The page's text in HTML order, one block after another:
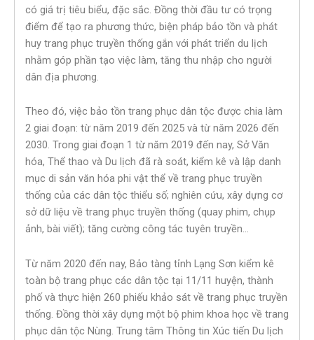
có giá trị tiêu biểu, đặc sắc. Đồng thời đầu tư có trọng
điểm để tạo ra phương thức, biện pháp bảo tồn và phát
huy trang phục truyền thống gắn với phát triển du lịch
nhằm góp phần tạo việc làm, tăng thu nhập cho người
dân địa phương.
Theo đó, việc bảo tồn trang phục dân tộc được chia làm
2 giai đoạn: từ năm 2019 đến 2025 và từ năm 2026 đến
2030. Trong giai đoạn 1 từ năm 2019 đến nay, Sở Văn
hóa, Thể thao và Du lịch đã rà soát, kiểm kê và lập danh
mục di sản văn hóa phi vật thể về trang phục truyền
thống của các dân tộc thiểu số; nghiên cứu, xây dựng cơ
sở dữ liệu về trang phục truyền thống (quay phim, chụp
ảnh, bài viết); tăng cường công tác tuyên truyền…
Từ năm 2020 đến nay, Bảo tàng tỉnh Lạng Sơn kiểm kê
toàn bộ trang phục các dân tộc tại 11/11 huyện, thành
phố và thực hiện 260 phiếu khảo sát về trang phục truyền
thống. Đồng thời xây dựng một bộ phim khoa học về trang
phục dân tộc Nùng. Trung tâm Thông tin Xúc tiến Du lịch